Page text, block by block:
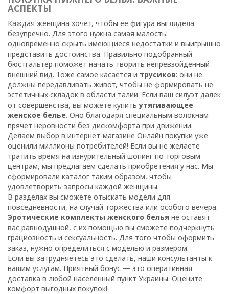
АСПЕКТЫ
Каждая женщина хочет, чтобы ее фигура выглядела
безупречно. Для этого нужна самая малость:
одновременно скрыть имеющиеся недостатки и выигрышно
представить достоинства. Правильно подобранный
бюстгальтер поможет начать творить непревзойденный
внешний вид. Тоже самое касается и трусиков: они не
должны передавливать живот, чтобы не формировать не
эстетичных складок в области талии. Если ваш силуэт далек
от совершенства, вы можете купитьутягивающее
женское белье. Оно благодаря специальным волокнам
прячет неровности без дискомфорта при движении.
Делаем выбор в интернет-магазине Онлайн покупки уже
оценили миллионы потребителей! Если вы не желаете
тратить время на изнурительный шопинг по торговым
центрам, мы предлагаем сделать приобретения у нас. Мы
сформировали каталог таким образом, чтобы
удовлетворить запросы каждой женщины.
В разделах вы сможете отыскать модели для
повседневности, на случай торжества или особого вечера.
Эротические комплекты женского белья не оставят
вас равнодушной, с их помощью вы сможете подчеркнуть
грациозность и сексуальность. Для того чтобы оформить
заказ, нужно определиться с моделью и размером.
Если вы затрудняетесь это сделать, наши консультанты к
вашим услугам. Приятный бонус — это оперативная
доставка в любой населенный пункт Украины. Оцените
комфорт выгодных покупок!